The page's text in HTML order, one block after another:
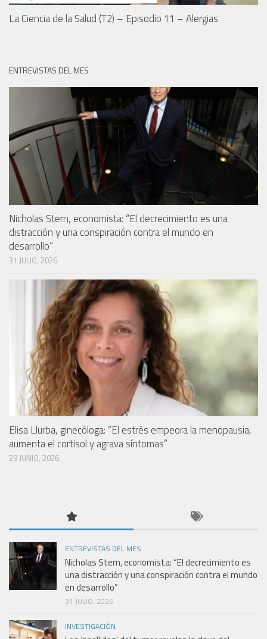
La Ciencia de la Salud (T2) – Episodio 11 – Alergias
ENTREVISTAS DEL MES
Nicholas Stern, economista: “El decrecimiento es una
distracción y una conspiración contra el mundo en
desarrollo”
31 JULIO, 2026
Elisa Llurba, ginecóloga: “El estrés empeora la menopausia,
aumenta el cortisol y agrava síntomas”
29 JUNIO, 2026
ENTREVISTAS DEL MES
Nicholas Stern, economista: “El decrecimiento es
una distracción y una conspiración contra el mundo
en desarrollo”
31 JULIO, 2026
INVESTIGACIÓN